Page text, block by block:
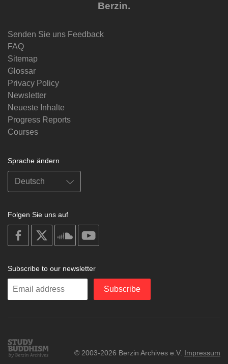
Berzin.
Senden Sie uns Feedback
FAQ
Sitemap
Glossar
Privacy Policy
Newsletter
Neueste Inhalte
Progress Reports
Courses
Sprache ändern
Folgen Sie uns auf
on
facebook
soundcloud
Subscribe to our newsletter
Enter
Subscribe
Study
Buddhism
© 2003-2026 Berzin Archives e.V. Impressum